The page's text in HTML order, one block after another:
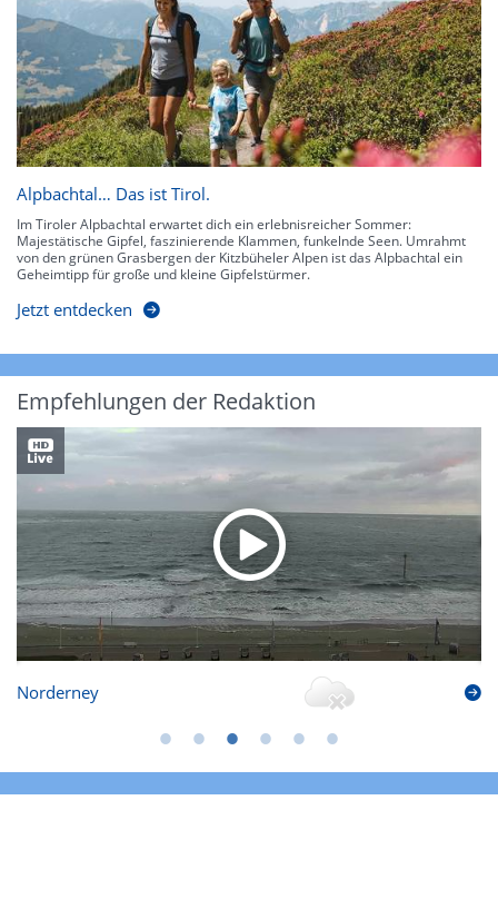
Alpbachtal… Das ist Tirol.
Im Tiroler Alpbachtal erwartet dich ein erlebnisreicher Sommer:
Majestätische Gipfel, faszinierende Klammen, funkelnde Seen. Umrahmt
von den grünen Grasbergen der Kitzbüheler Alpen ist das Alpbachtal ein
Geheimtipp für große und kleine Gipfelstürmer.
Jetzt entdecken
Empfehlungen der Redaktion
Norderney